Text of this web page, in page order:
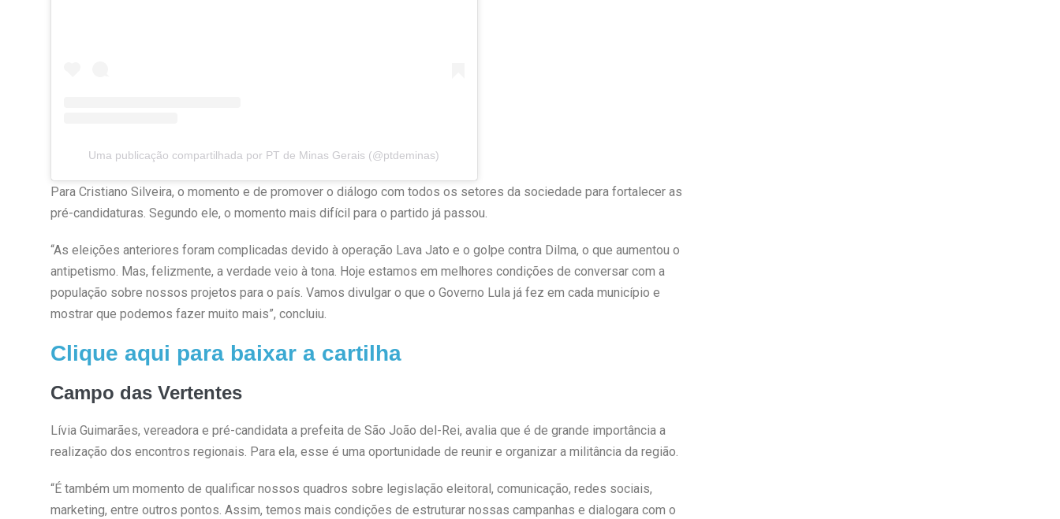
Uma publicação compartilhada por PT de Minas Gerais (@ptdeminas)
Para Cristiano Silveira, o momento e de promover o diálogo com todos os setores da sociedade para fortalecer as
pré-candidaturas. Segundo ele, o momento mais difícil para o partido já passou.
“As eleições anteriores foram complicadas devido à operação Lava Jato e o golpe contra Dilma, o que aumentou o
antipetismo. Mas, felizmente, a verdade veio à tona. Hoje estamos em melhores condições de conversar com a
população sobre nossos projetos para o país. Vamos divulgar o que o Governo Lula já fez em cada município e
mostrar que podemos fazer muito mais”, concluiu.
Clique aqui para baixar a cartilha
Campo das Vertentes
Lívia Guimarães, vereadora e pré-candidata a prefeita de São João del-Rei, avalia que é de grande importância a
realização dos encontros regionais. Para ela, esse é uma oportunidade de reunir e organizar a militância da região.
“É também um momento de qualificar nossos quadros sobre legislação eleitoral, comunicação, redes sociais,
marketing, entre outros pontos. Assim, temos mais condições de estruturar nossas campanhas e dialogara com o